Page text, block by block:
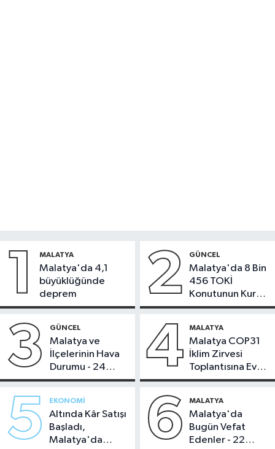
1 MALATYA
Malatya'da 4,1
büyüklüğünde
deprem
2 GÜNCEL
Malatya'da 8 Bin
456 TOKİ
Konutunun Kurası
Bugün Çekiliyor
3 GÜNCEL
Malatya ve
İlçelerinin Hava
Durumu - 24
Temmuz 2026
4 MALATYA
Malatya COP31
İklim Zirvesi
Toplantısına Ev
Sahipliği Yaptı
5 EKONOMI
Altında Kâr Satışı
Başladı,
Malatya'da
6 MALATYA
Malatya'da
Bugün Vefat
Edenler - 22